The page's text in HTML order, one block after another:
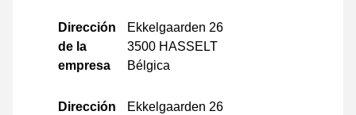
Dirección
de la
empresa
Ekkelgaarden 26
3500 HASSELT
Bélgica
Dirección
Ekkelgaarden 26